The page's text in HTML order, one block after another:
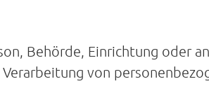
Behörde, Einrichtung oder
von